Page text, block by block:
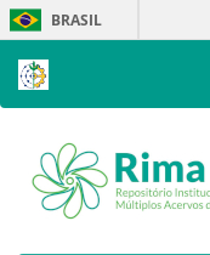
Skip
navigation
BRASIL